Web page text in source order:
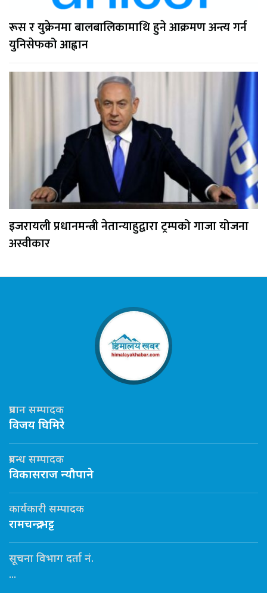
रूस र युक्रेनमा बालबालिकामाथि हुने आक्रमण अन्त्य गर्न
युनिसेफको आह्वान
इजरायली प्रधानमन्त्री नेतान्याहुद्वारा ट्रम्पको गाजा योजना
अस्वीकार
प्रधान सम्पादक
विजय घिमिरे
प्रबन्ध सम्पादक
विकासराज न्यौपाने
कार्यकारी सम्पादक
रामचन्द्र भट्ट
सूचना विभाग दर्ता नं.
...